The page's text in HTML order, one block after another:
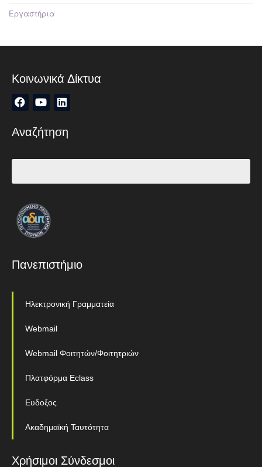
Εργαστήρια
Κοινωνικά Δίκτυα
Αναζήτηση
Πανεπιστήμιο
Ηλεκτρονική Γραμματεία
Webmail
Webmail Φοιτητών/Φοιτητριών
Πλατφόρμα Eclass
Ευδοξος
Ακαδημαϊκή Ταυτότητα
Χρήσιμοι Σύνδεσμοι